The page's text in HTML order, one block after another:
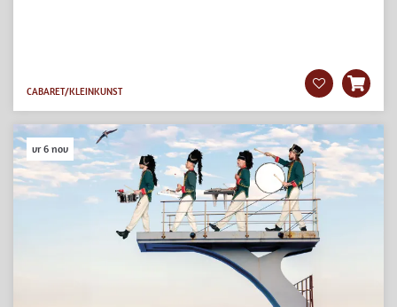
CABARET/KLEINKUNST
vr 6 nov